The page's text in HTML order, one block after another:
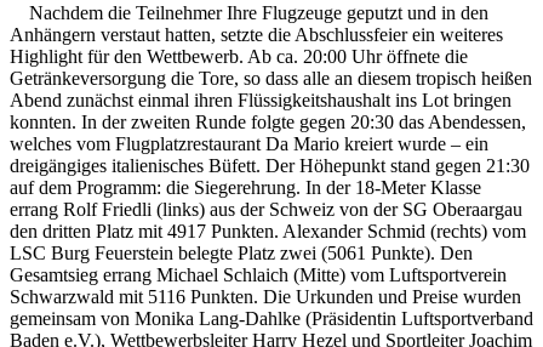
Nachdem die Teilnehmer Ihre Flugzeuge geputzt und in den
Anhängern verstaut hatten, setzte die Abschlussfeier ein weiteres
Highlight für den Wettbewerb. Ab ca. 20:00 Uhr öffnete die
Getränkeversorgung die Tore, so dass alle an diesem tropisch heißen
Abend zunächst einmal ihren Flüssigkeitshaushalt ins Lot bringen
konnten. In der zweiten Runde folgte gegen 20:30 das Abendessen,
welches vom Flugplatzrestaurant Da Mario kreiert wurde – ein
dreigängiges italienisches Büfett. Der Höhepunkt stand gegen 21:30
auf dem Programm: die Siegerehrung. In der 18-Meter Klasse
errang Rolf Friedli (links) aus der Schweiz von der SG Oberaargau
den dritten Platz mit 4917 Punkten. Alexander Schmid (rechts) vom
LSC Burg Feuerstein belegte Platz zwei (5061 Punkte). Den
Gesamtsieg errang Michael Schlaich (Mitte) vom Luftsportverein
Schwarzwald mit 5116 Punkten. Die Urkunden und Preise wurden
gemeinsam von Monika Lang-Dahlke (Präsidentin Luftsportverband
Baden e.V.), Wettbewerbsleiter Harry Hezel und Sportleiter Joachim